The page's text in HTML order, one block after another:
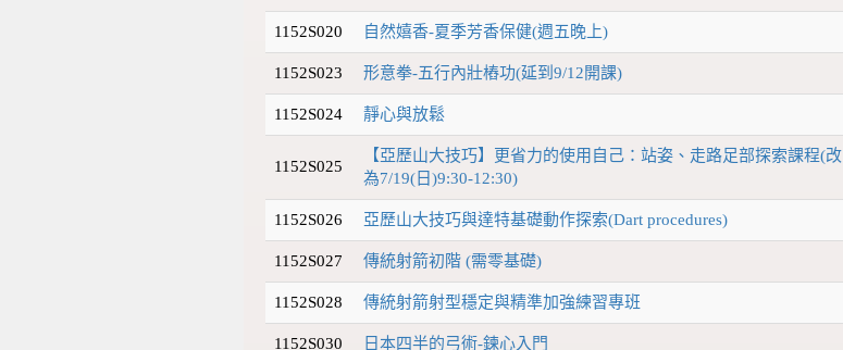
1152S020 自然嬉香-夏季芳香保健(週五晚上)
1152S023 形意拳-五行內壯樁功(延到9/12開課)
1152S024 靜心與放鬆
1152S025
【亞歷山大技巧】更省力的使用自己：站姿、走路足部探索課程(改
為7/19(日)9:30-12:30)
1152S026 亞歷山大技巧與達特基礎動作探索(Dart procedures)
1152S027 傳統射箭初階 (需零基礎)
1152S028 傳統射箭射型穩定與精準加強練習專班
1152S030 日本四半的弓術-鍊心入門